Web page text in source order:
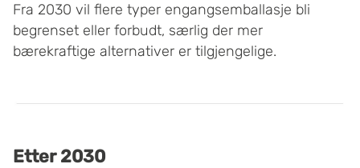
Fra 2030 vil flere typer engangsemballasje bli
begrenset eller forbudt, særlig der mer
bærekraftige alternativer er tilgjengelige.
Etter 2030